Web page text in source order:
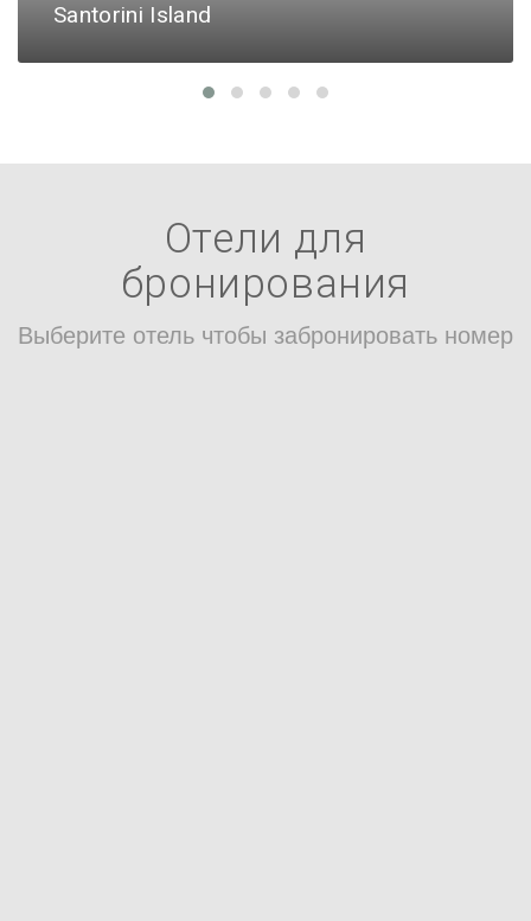
Santorini Island
Отели для
бронирования
Выберите отель чтобы забронировать номер